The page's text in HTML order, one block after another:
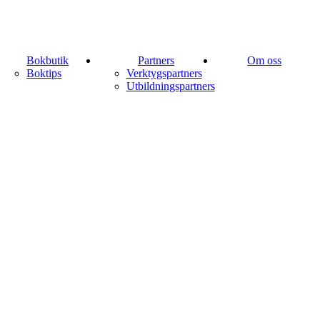
Bokbutik
Boktips
Partners
Verktygspartners
Utbildningspartners
Om oss